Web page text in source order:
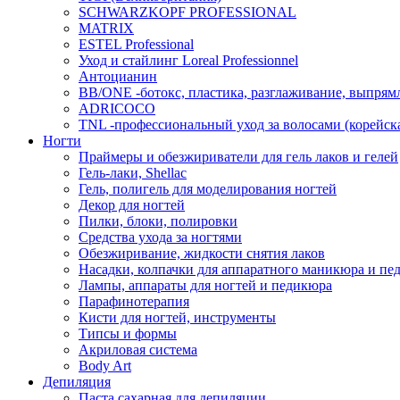
SCHWARZKOPF PROFESSIONAL
MATRIX
ESTEL Professional
Уход и стайлинг Loreal Professionnel
Антоцианин
BB/ONE -ботокс, пластика, разглаживание,
ADRICOCO
TNL -профессиональный уход за волосами
Ногти
Праймеры и обезжириватели для гель лаков и гелей
Гель-лаки, Shellac
Гель, полигель для моделирования ногтей
Декор для ногтей
Пилки, блоки, полировки
Средства ухода за ногтями
Обезжиривание, жидкости снятия лаков
Насадки, колпачки для аппаратного маникюра и
Лампы, аппараты для ногтей и педикюра
Парафинотерапия
Кисти для ногтей, инструменты
Типсы и формы
Акриловая система
Body Art
Депиляция